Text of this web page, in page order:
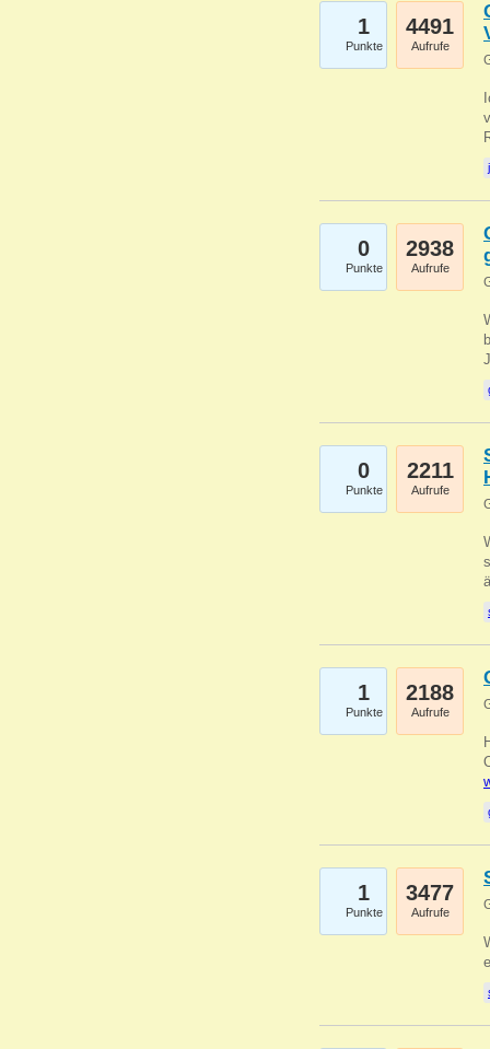
1
Punkte
4491
Aufrufe
0
Punkte
2938
Aufrufe
0
Punkte
2211
Aufrufe
1
Punkte
2188
Aufrufe
1
Punkte
3477
Aufrufe